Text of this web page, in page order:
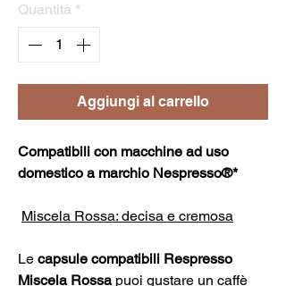
Quantità *
Aggiungi al carrello
Compatibili con macchine ad uso
domestico a marchio Nespresso®*
Miscela Rossa: decisa e cremosa
Le capsule compatibili Respresso
Miscela Rossapuoi gustare un caffè